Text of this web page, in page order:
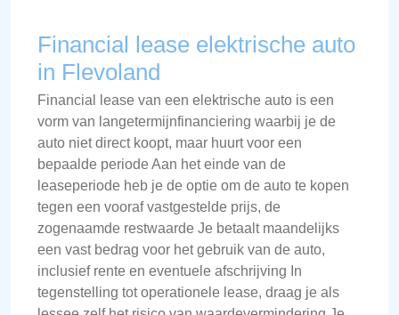
Financial lease elektrische auto
in Flevoland
Financial lease van een elektrische auto is een
vorm van langetermijnfinanciering waarbij je de
auto niet direct koopt, maar huurt voor een
bepaalde periode Aan het einde van de
leaseperiode heb je de optie om de auto te kopen
tegen een vooraf vastgestelde prijs, de
zogenaamde restwaarde Je betaalt maandelijks
een vast bedrag voor het gebruik van de auto,
inclusief rente en eventuele afschrijving In
tegenstelling tot operationele lease, draag je als